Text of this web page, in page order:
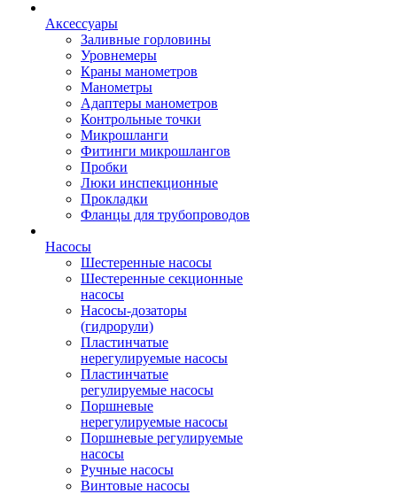
Аксессуары
Заливные горловины
Уровнемеры
Краны манометров
Манометры
Адаптеры манометров
Контрольные точки
Микрошланги
Фитинги микрошлангов
Пробки
Люки инспекционные
Прокладки
Фланцы для трубопроводов
Насосы
Шестеренные насосы
Шестеренные секционные
насосы
Насосы-дозаторы
(гидрорули)
Пластинчатые
нерегулируемые насосы
Пластинчатые
регулируемые насосы
Поршневые
нерегулируемые насосы
Поршневые регулируемые
насосы
Ручные насосы
Винтовые насосы